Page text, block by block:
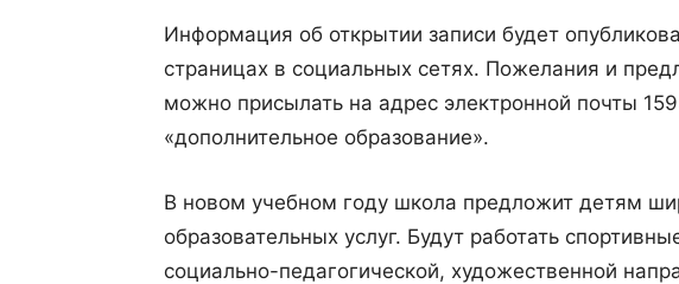
Информация об открытии записи будет
страницах в социальных сетях. Пожелания и
можно присылать на адрес электронной почты
«дополнительное образование».
В новом учебном году школа предложит детям
образовательных услуг. Будут работать
социально-педагогической, художественной